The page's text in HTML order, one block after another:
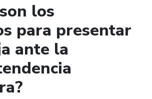
los
para presentar
ante la